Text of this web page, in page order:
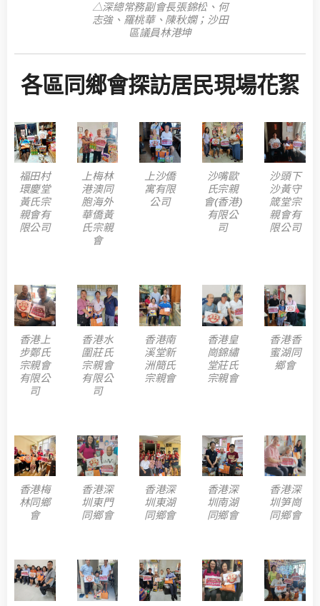
△深總常務副會長張錦松、何
志強、羅桃華、陳秋嫻；沙田
區議員林港坤
各區同鄉會探訪居民現場花絮
福田村
環慶堂
黃氏宗
親會有
限公司
上梅林
港澳同
胞海外
華僑黃
氏宗親
會
上沙僑
寓有限
公司
沙嘴歐
氏宗親
會(香港)
有限公
司
沙頭下
沙黃守
箴堂宗
親會有
限公司
香港上
步鄭氏
宗親會
有限公
司
香港水
圍莊氏
宗親會
有限公
司
香港南
溪堂新
洲簡氏
宗親會
香港皇
崗錦繡
堂莊氏
宗親會
香港香
蜜湖同
鄉會
香港梅
林同鄉
會
香港深
圳東門
同鄉會
香港深
圳東湖
同鄉會
香港深
圳南湖
同鄉會
香港深
圳笋崗
同鄉會